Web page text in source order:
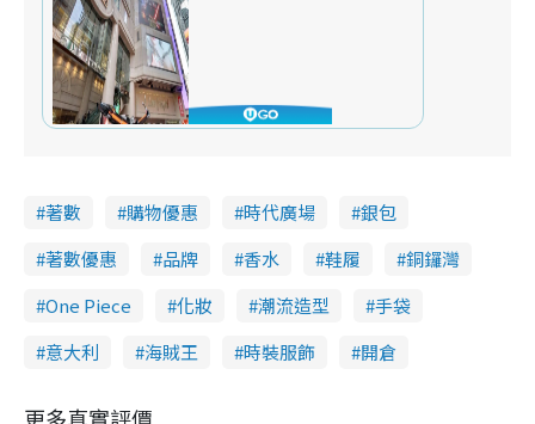
著數 購物優惠 時代廣場
銀包
著數優惠
品牌 香水 鞋履
銅鑼灣
One Piece
化妝 潮流造型
手袋
意大利
海賊王 時裝服飾 開倉